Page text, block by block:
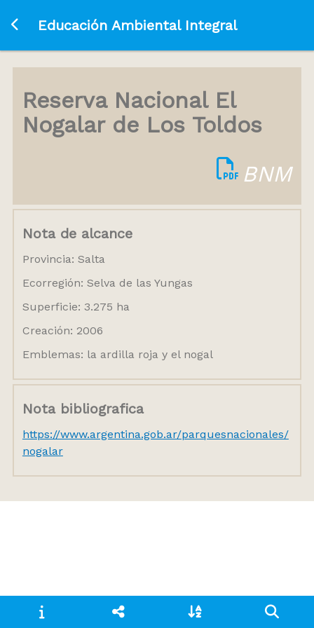
Ir a la página principal
Educación Ambiental Integral
Reserva Nacional El
Nogalar de Los Toldos
BNM
Nota de alcance
Provincia: Salta
Ecorregión: Selva de las Yungas
Superficie: 3.275 ha
Creación: 2006
Emblemas: la ardilla roja y el nogal
Nota bibliografica
https://www.argentina.gob.ar/parquesnacionales/
nogalar